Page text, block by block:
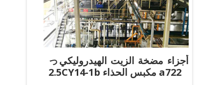
っأجزاء مضخة الزيت الهيدروليكي
2.5CY14-1b مكبس الحذاء a722